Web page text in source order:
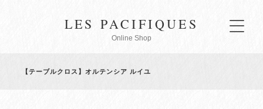
LES PACIFIQUES
Online Shop
【テーブルクロス】オルテンシア ルイユ